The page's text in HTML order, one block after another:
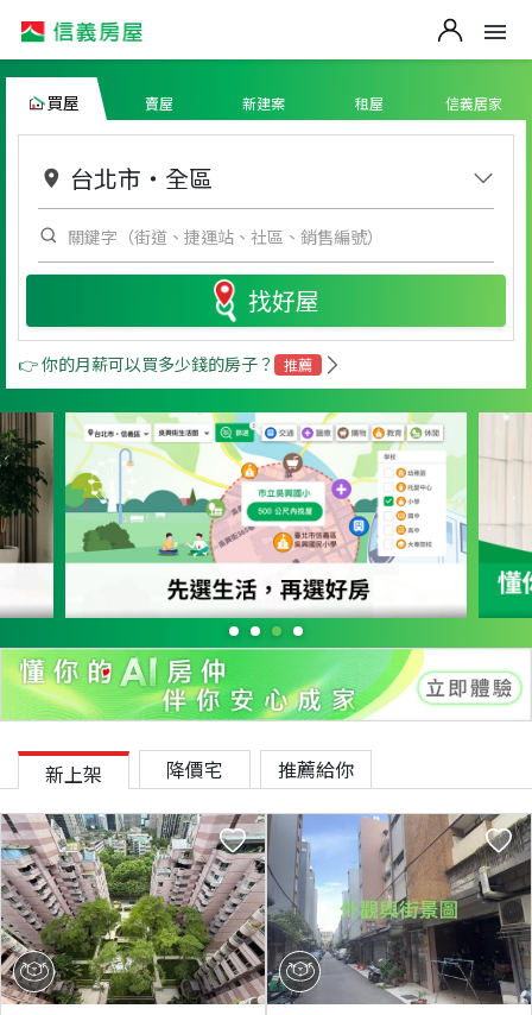
買屋 賣屋 新建案 租屋 信義居家
台北市 ・ 全區
找好屋
👉 你的月薪可以買多少錢的房子？ 推薦
新上架 降價宅 推薦給你